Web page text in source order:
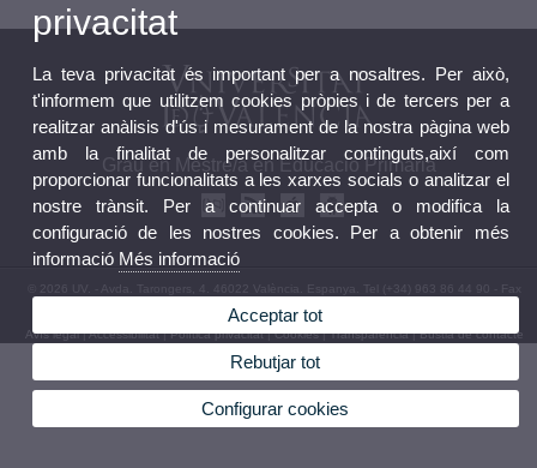
Grau en Mestre/a en Educació Primària
© 2026 UV. - Avda. Tarongers, 4. 46022 València. Espanya. Tel (+34) 963 86 44 90 - Fax
Avís legal|Accessibilitat|Política privacitat|Cookies|Transparència|Bústia de contacte
privacitat
La teva privacitat és important per a nosaltres. Per això,
t'informem que utilitzem cookies pròpies i de tercers per a
realitzar anàlisis d'ús i mesurament de la nostra pàgina web
amb la finalitat de personalitzar continguts,així com
proporcionar funcionalitats a les xarxes socials o analitzar el
nostre trànsit. Per a continuar accepta o modifica la
configuració de les nostres cookies. Per a obtenir més
informació Més informació
Acceptar tot
Rebutjar tot
Configurar cookies